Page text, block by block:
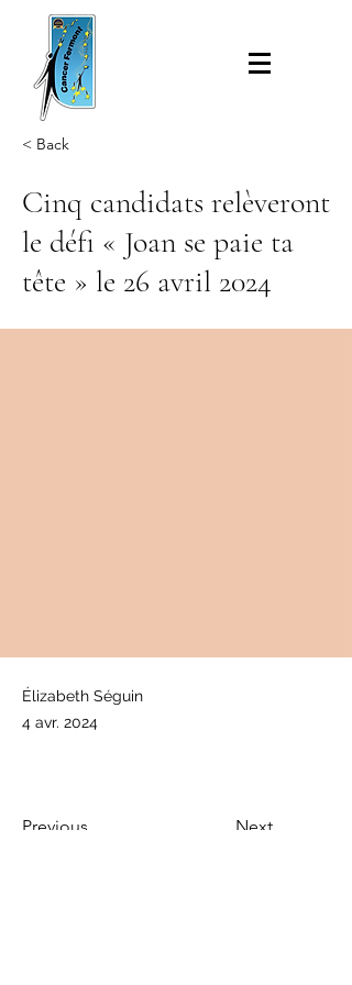
< Back
Cinq candidats relèveront
le défi « Joan se paie ta
tête » le 26 avril 2024
Élizabeth Séguin
4 avr. 2024
Previous Next